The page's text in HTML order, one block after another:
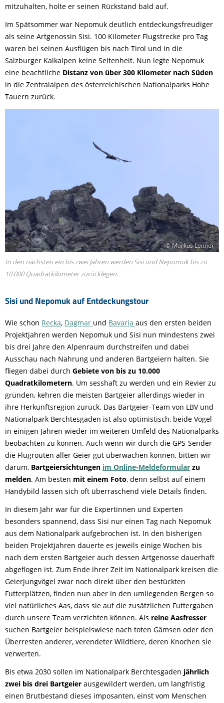
mitzuhalten, holte er seinen Rückstand bald auf.
Im Spätsommer war Nepomuk deutlich entdeckungsfreudiger
als seine Artgenossin Sisi. 100 Kilometer Flugstrecke pro Tag
waren bei seinen Ausflügen bis nach Tirol und in die
Salzburger Kalkalpen keine Seltenheit. Nun legte Nepomuk
eine beachtliche Distanz von über 300 Kilometer nach Süden
in die Zentralalpen des österreichischen Nationalparks Hohe
Tauern zurück.
Sisi und Nepomuk auf Entdeckungstour
© Markus Leitner
In den nächsten ein bis zwei Jahren werden Sisi und Nepomuk bis zu
10.000 Quadratkilometer zurücklegen.
Wie schon Recka, Dagmar und Bavaria aus den ersten beiden
Projektjahren werden Nepomuk und Sisi nun mindestens zwei
bis drei Jahre den Alpenraum durchstreifen und dabei
Ausschau nach Nahrung und anderen Bartgeiern halten. Sie
fliegen dabei durch Gebiete von bis zu 10.000
Quadratkilometern. Um sesshaft zu werden und ein Revier zu
gründen, kehren die meisten Bartgeier allerdings wieder in
ihre Herkunftsregion zurück. Das Bartgeier-Team von LBV und
Nationalpark Berchtesgaden ist also optimistisch, beide Vögel
in einigen Jahren wieder im weiteren Umfeld des Nationalparks
beobachten zu können. Auch wenn wir durch die GPS-Sender
die Flugrouten aller Geier gut überwachen können, bitten wir
darum, Bartgeiersichtungen im Online-Meldeformular zu
melden. Am besten mit einem Foto, denn selbst auf einem
Handybild lassen sich oft überraschend viele Details finden.
In diesem Jahr war für die Expertinnen und Experten
besonders spannend, dass Sisi nur einen Tag nach Nepomuk
aus dem Nationalpark aufgebrochen ist. In den bisherigen
beiden Projektjahren dauerte es jeweils einige Wochen bis
nach dem ersten Bartgeier auch dessen Artgenosse dauerhaft
abgeflogen ist. Zum Ende ihrer Zeit im Nationalpark kreisen die
Geierjungvögel zwar noch direkt über den bestückten
Futterplätzen, finden nun aber in den umliegenden Bergen so
viel natürliches Aas, dass sie auf die zusätzlichen Futtergaben
durch unsere Team verzichten können. Als reine Aasfresser
suchen Bartgeier beispielswiese nach toten Gämsen oder den
Überresten anderer, verendeter Wildtiere, deren Knochen sie
verwerten.
Bis etwa 2030 sollen im Nationalpark Berchtesgaden jährlich
zwei bis drei Bartgeier ausgewildert werden, um langfristig
einen Brutbestand dieses imposanten, einst vom Menschen